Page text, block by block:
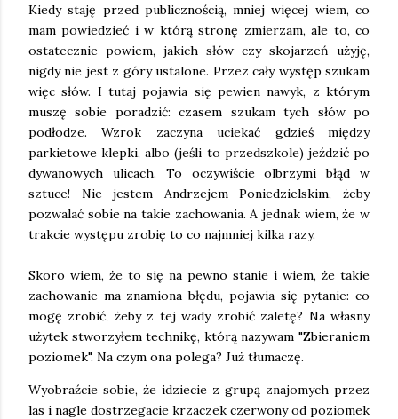
Kiedy staję przed publicznością, mniej więcej wiem, co
mam powiedzieć i w którą stronę zmierzam, ale to, co
ostatecznie powiem, jakich słów czy skojarzeń użyję,
nigdy nie jest z góry ustalone. Przez cały występ szukam
więc słów. I tutaj pojawia się pewien nawyk, z którym
muszę sobie poradzić: czasem szukam tych słów po
podłodze. Wzrok zaczyna uciekać gdzieś między
parkietowe klepki, albo (jeśli to przedszkole) jeździć po
dywanowych ulicach. To oczywiście olbrzymi błąd w
sztuce! Nie jestem Andrzejem Poniedzielskim, żeby
pozwalać sobie na takie zachowania. A jednak wiem, że w
trakcie występu zrobię to co najmniej kilka razy.
Skoro wiem, że to się na pewno stanie i wiem, że takie
zachowanie ma znamiona błędu, pojawia się pytanie: co
mogę zrobić, żeby z tej wady zrobić zaletę? Na własny
użytek stworzyłem technikę, którą nazywam "Zbieraniem
poziomek". Na czym ona polega? Już tłumaczę.
Wyobraźcie sobie, że idziecie z grupą znajomych przez
las i nagle dostrzegacie krzaczek czerwony od poziomek